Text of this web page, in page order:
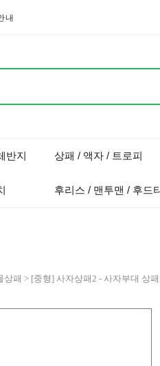
내
반지 상패 / 액자 / 트로피
후리스 / 맨투맨 / 후드
상패 > [중형] 사자상패2 - 사자부대 상